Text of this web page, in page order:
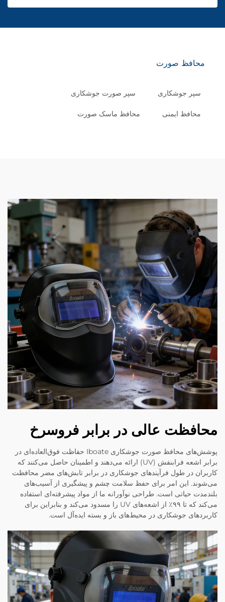
محافظ صورت
سپر جوشکاری سپر صورت جوشکاری
محافظ ایمنی محافظ ماسک صورت
محافظت عالی در برابر فروسرخ
پوشش‌های محافظ صورت جوشکاری Iboate حفاظت فوق‌العاده‌ای در
برابر اشعه فرابنفش (UV) ارائه می‌دهند و اطمینان حاصل می‌کنند که
کاربران در طول فرآیندهای جوشکاری در برابر تابش‌های مضر محافظت
می‌شوند. این امر برای حفظ سلامت چشم و پیشگیری از آسیب‌های
بلندمدت حیاتی است. طراحی نوآورانه ما از مواد پیشرفته‌ای استفاده
می‌کند که تا ۹۹٪ از اشعه‌های UV را مسدود می‌کند و بنابراین برای
کاربردهای جوشکاری در محیط‌های باز و بسته ایده‌آل است.